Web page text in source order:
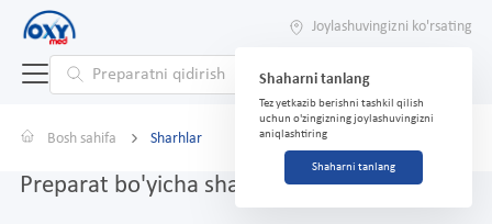
Joylashuvingizni ko'rsating
Shaharni tanlang
Tez yetkazib berishni tashkil qilish
uchun o'zingizning joylashuvingizni
aniqlashtiring
Shaharni tanlang
Bosh sahifa Sharhlar
Preparat bo'yicha sharhlar Novinet № 21